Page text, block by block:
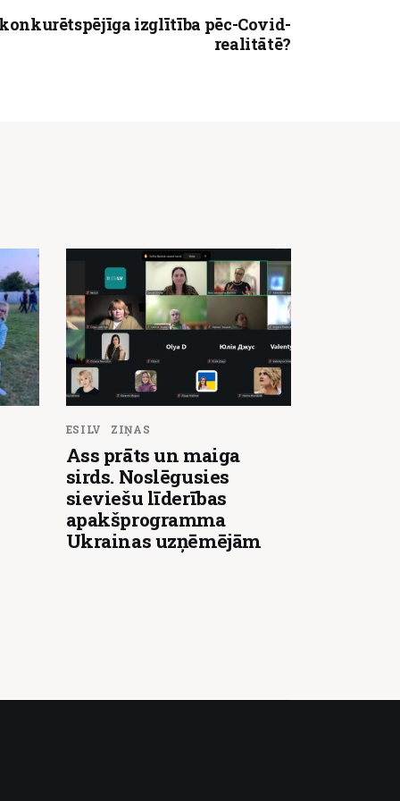
izglītība pēc-Covid-
realitātē?
ESILV ZIŅAS
Ass prāts un maiga
sirds. Noslēgusies
sieviešu līderības
apakšprogramma
Ukrainas uzņēmējām